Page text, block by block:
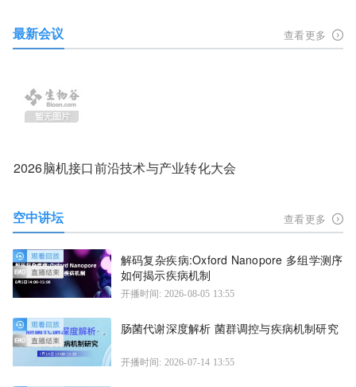
最新会议 查看更多
2026脑机接口前沿技术与产业转化大会
空中讲坛 查看更多
解码复杂疾病:Oxford Nanopore 多组学测序
如何揭示疾病机制
开播时间: 2026-08-05 13:55
肠菌代谢深度解析 菌群调控与疾病机制研究
开播时间: 2026-07-14 13:55